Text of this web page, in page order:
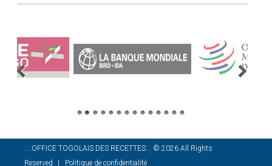
..::OFFICE TOGOLAIS DES RECETTES:.. © 2026 All Rights
Reserved
Politique de confidentialité